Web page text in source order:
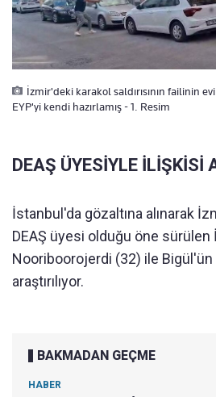
İzmir'deki karakol saldırısının failinin
EYP'yi kendi hazırlamış - 1. Resim
DEAŞ ÜYESİYLE İLİŞKİSİ
İstanbul'da gözaltına alınarak
DEAŞ üyesi olduğu öne sürülen
Nooriboorojerdi (32) ile Bigül'ün
araştırılıyor.
BAKMADAN GEÇME
HABER